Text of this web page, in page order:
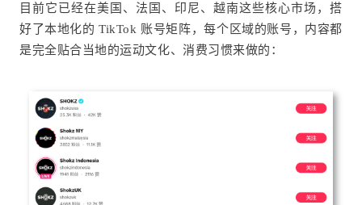
目前它已经在美国、法国、印尼、越南这些核心市场，搭
好了本地化的 TikTok 账号矩阵，每个区域的账号，内容都
是完全贴合当地的运动文化、消费习惯来做的：